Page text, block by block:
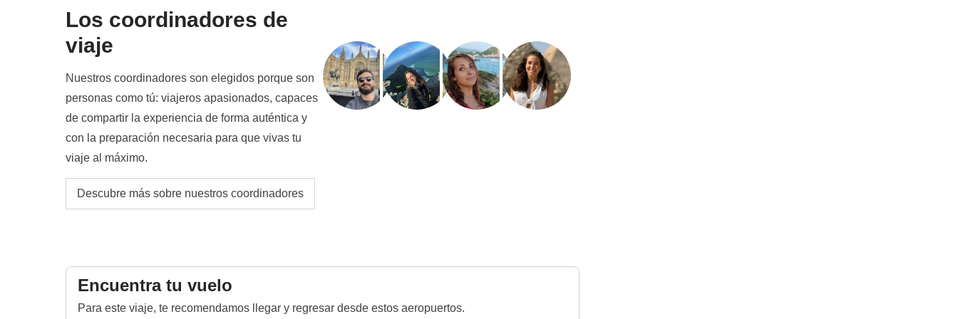
Info sobre habitaciones privadas
Ver todos los detalles
Los coordinadores de
viaje
Nuestros coordinadores son elegidos porque son
personas como tú: viajeros apasionados, capaces
de compartir la experiencia de forma auténtica y
con la preparación necesaria para que vivas tu
viaje al máximo.
Descubre más sobre nuestros coordinadores
Encuentra tu vuelo
Para este viaje, te recomendamos llegar y regresar desde estos aeropuertos.